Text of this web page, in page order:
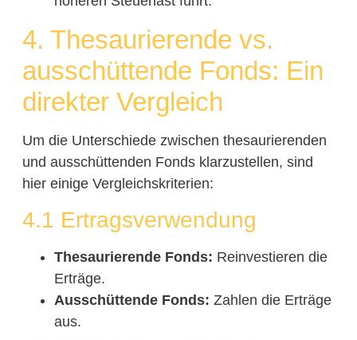
4. Thesaurierende vs.
ausschüttende Fonds: Ein
direkter Vergleich
Um die Unterschiede zwischen thesaurierenden
und ausschüttenden Fonds klarzustellen, sind
hier einige Vergleichskriterien:
4.1 Ertragsverwendung
Thesaurierende Fonds: Reinvestieren die
Erträge.
Ausschüttende Fonds: Zahlen die Erträge
aus.